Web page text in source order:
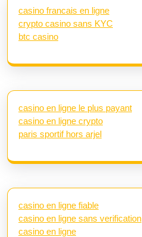
casino francais en ligne
crypto casino sans KYC
btc casino
casino en ligne le plus payant
casino en ligne crypto
paris sportif hors arjel
casino en ligne fiable
casino en ligne sans verification
casino en ligne